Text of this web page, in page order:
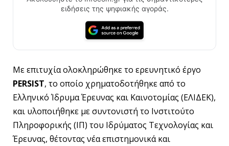
ειδήσεις της ψηφιακής αγοράς.
Με επιτυχία ολοκληρώθηκε το ερευνητικό έργο
PERSIST, το οποίο χρηματοδοτήθηκε από το
Ελληνικό Ίδρυμα Έρευνας και Καινοτομίας (ΕΛΙΔΕΚ),
και υλοποιήθηκε με συντονιστή το Ινστιτούτο
Πληροφορικής (ΙΠ) του Ιδρύματος Τεχνολογίας και
Έρευνας, θέτοντας νέα επιστημονικά και